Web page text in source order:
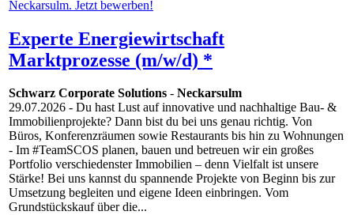
Experte Energiewirtschaft
Marktprozesse (m/w/d) *
Schwarz Corporate Solutions - Neckarsulm
29.07.2026 - Du hast Lust auf innovative und nachhaltige Bau- &
Immobilienprojekte? Dann bist du bei uns genau richtig. Von
Büros, Konferenzräumen sowie Restaurants bis hin zu Wohnungen
- Im #TeamSCOS planen, bauen und betreuen wir ein großes
Portfolio verschiedenster Immobilien – denn Vielfalt ist unsere
Stärke! Bei uns kannst du spannende Projekte von Beginn bis zur
Umsetzung begleiten und eigene Ideen einbringen. Vom
Grundstückskauf über die...